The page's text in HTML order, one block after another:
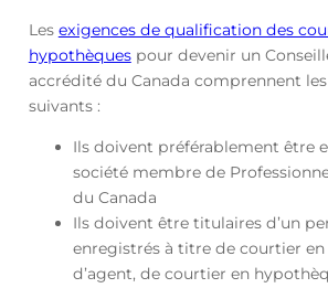
Les exigences de qualification des
hypothèquespour devenir un
accrédité du Canada comprennent
suivants :
Ils doivent préférablement être
société membre de
du Canada
Ils doivent être titulaires d’un
enregistrés à titre de courtier
d’agent, de courtier en